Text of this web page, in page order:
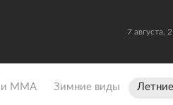
7 августа,
и ММА Зимние виды